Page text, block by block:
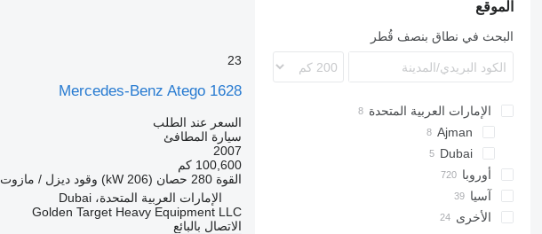
الموقع
البحث في نطاق بنصف قُطر
الإمارات العربية المتحدة
Ajman
Dubai
أوروبا
هولندا
آسيا
الصين
الأخرى
23
Mercedes-Benz Atego 1628
السعر عند الطلب
سيارة المطافئ
2007
100,600 كم
القوة 280 حصان (206 kW) وقود ديزل / مازوت
الإمارات العربية المتحدة، Dubai
Golden Target Heavy Equipment LLC
الاتصال بالبائع